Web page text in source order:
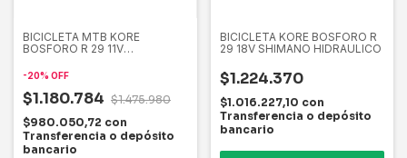
BICICLETA MTB KORE
BOSFORO R 29 11V
-20% OFF
$1.180.784 $1.475.980
$980.050,72 con
Transferencia o depósito
bancario
BICICLETA KORE BOSFORO R
29 18V SHIMANO HIDRAULICO
$1.224.370
$1.016.227,10 con
Transferencia o depósito
bancario